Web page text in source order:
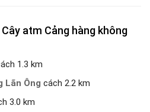
atm Cảng hàng không
1.3 km
Lãn Ông cách 2.2 km
3.0 km